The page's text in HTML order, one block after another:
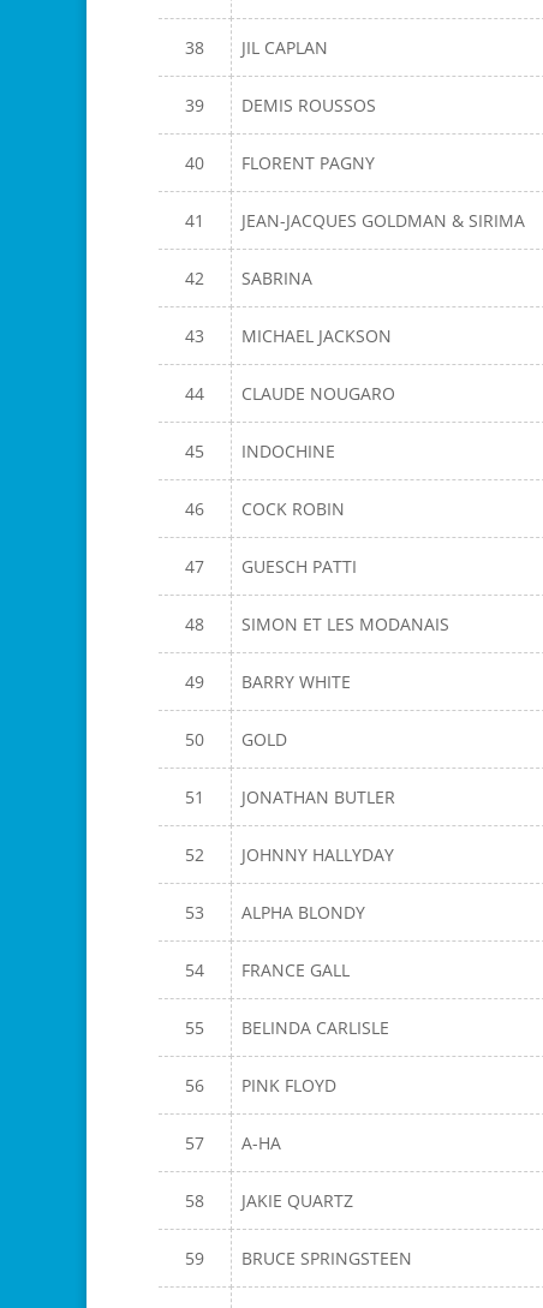
38 JIL CAPLAN
39 DEMIS ROUSSOS
40 FLORENT PAGNY
41 JEAN-JACQUES GOLDMAN & SIRIMA
42 SABRINA
43 MICHAEL JACKSON
44 CLAUDE NOUGARO
45 INDOCHINE
46 COCK ROBIN
47 GUESCH PATTI
48 SIMON ET LES MODANAIS
49 BARRY WHITE
50 GOLD
51 JONATHAN BUTLER
52 JOHNNY HALLYDAY
53 ALPHA BLONDY
54 FRANCE GALL
55 BELINDA CARLISLE
56 PINK FLOYD
57 A-HA
58 JAKIE QUARTZ
59 BRUCE SPRINGSTEEN